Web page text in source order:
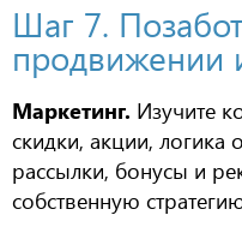
Шаг 7.
продвижении
Маркетинг. Изучите
скидки, акции, логика
рассылки, бонусы и
собственную